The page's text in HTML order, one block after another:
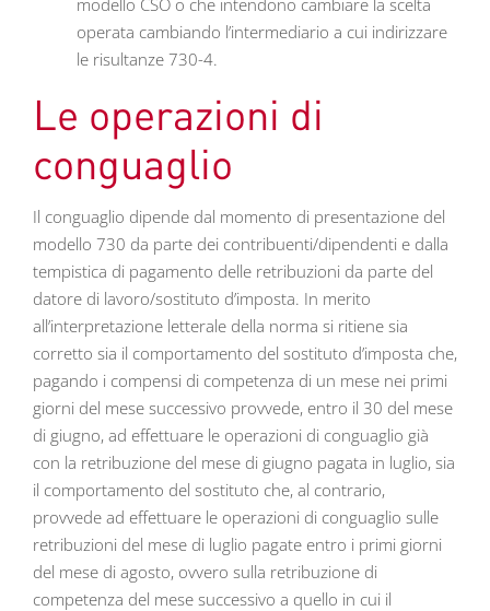
modello CSO o che intendono cambiare la scelta
operata cambiando l’intermediario a cui indirizzare
le risultanze 730-4.
Le operazioni di
conguaglio
Il conguaglio dipende dal momento di presentazione del
modello 730 da parte dei contribuenti/dipendenti e dalla
tempistica di pagamento delle retribuzioni da parte del
datore di lavoro/sostituto d’imposta. In merito
all’interpretazione letterale della norma si ritiene sia
corretto sia il comportamento del sostituto d’imposta che,
pagando i compensi di competenza di un mese nei primi
giorni del mese successivo provvede, entro il 30 del mese
di giugno, ad effettuare le operazioni di conguaglio già
con la retribuzione del mese di giugno pagata in luglio, sia
il comportamento del sostituto che, al contrario,
provvede ad effettuare le operazioni di conguaglio sulle
retribuzioni del mese di luglio pagate entro i primi giorni
del mese di agosto, ovvero sulla retribuzione di
competenza del mese successivo a quello in cui il